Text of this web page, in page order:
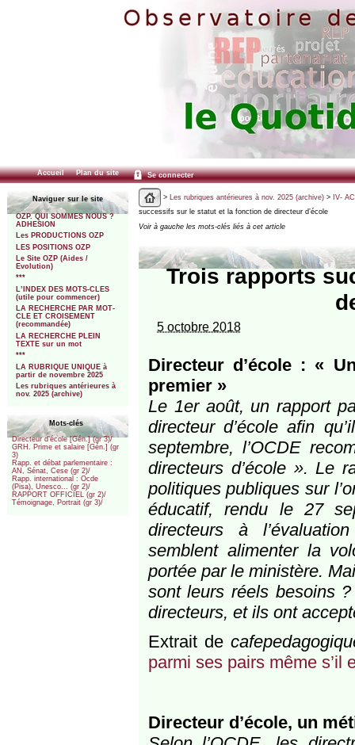
Accueil Plan du site Se connecter
Naviguer sur le site
OZP. QUI SOMMES NOUS ?
ADHESION
Les PRODUCTIONS OZP
LES POSITIONS OZP
Le Site OZP (Aides /
Evolution)
***
L’INDEX DES MOTS-CLES
(utile pour commencer)
LA RECHERCHE PAR MOT-
CLE ET CROISEMENT
(recommandée)
LA RECHERCHE PLEIN
TEXTE sur un mot
***
LA RUBRIQUE UNIQUE à
partir de novembre 2025
Les rubriques antérieures à
nov. 2025 (archive)
Mots-clés
Directeur d’école [Gén.] (gr 3)/
GRH. Prime et salaire [Gén.] (gr
3)
Rapp. et débat parlementaire :
AN, Sénat, Cese (gr 2)/
Rapp. international : Ocde
(Pisa), Unesco... (gr 2)/
RAPPORT OFFICIEL (gr 2)/
Témoignage, Portrait (gr 3)/
> Les rubriques antérieures à nov. 2025 (archive)> IV-
successifs sur le statut et la fonction de directeur d’école
Voir à gauche les mots-clés liés à cet article
Trois rapports
5 octobre 2018
Directeur d’école : «
premier »
Le 1er août, un rapport
directeur d’école afin
septembre, l’OCDE
directeurs d’école ». Le
politiques publiques sur
éducatif, rendu le 27
directeurs à
semblent alimenter la
portée par le ministère.
sont leurs réels besoins
directeurs, et ils ont
Extrait de
parmi ses pairs même s’il
Directeur d’école, un